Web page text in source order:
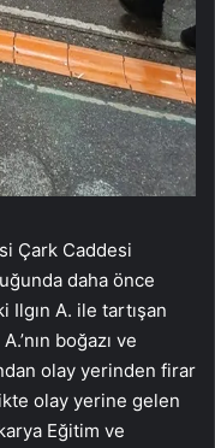
Çark Caddesi
daha önce
Ilgın A. ile tartışan
boğazı ve
olay yerinden firar
olay yerine gelen
Eğitim ve